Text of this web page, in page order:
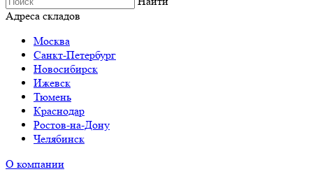
Адреса складов
Москва
Санкт-Петербург
Новосибирск
Ижевск
Тюмень
Краснодар
Ростов-на-Дону
Челябинск
О компании